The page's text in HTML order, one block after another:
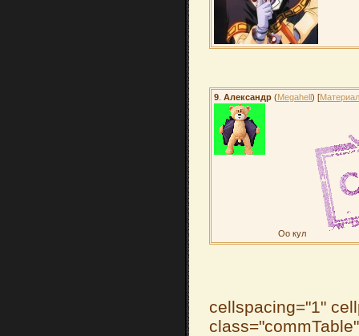
9 Александр (Megahell) [Материал
Оо кул
cellspacing="1"